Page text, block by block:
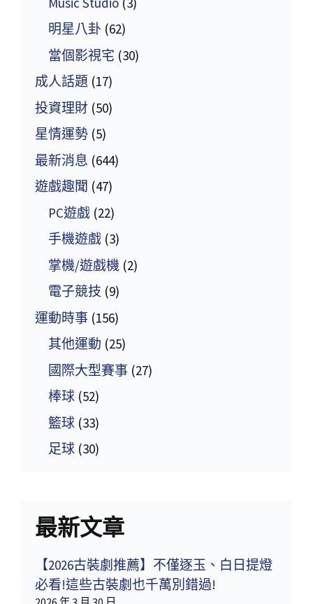
明星八卦 (62)
當個影視宅 (30)
成人話題 (17)
投資理財 (50)
星情運勢 (5)
最新消息 (644)
遊戲趣聞 (47)
PC遊戲 (22)
手機遊戲 (3)
掌機/遊戲機 (2)
電子競技 (9)
運動時事 (156)
其他運動 (25)
國際大型賽事 (27)
棒球 (52)
籃球 (33)
足球 (30)
最新文章
【2026古裝劇推薦】不僅逐玉、白日提燈
必看!這些古裝劇也千萬別錯過!